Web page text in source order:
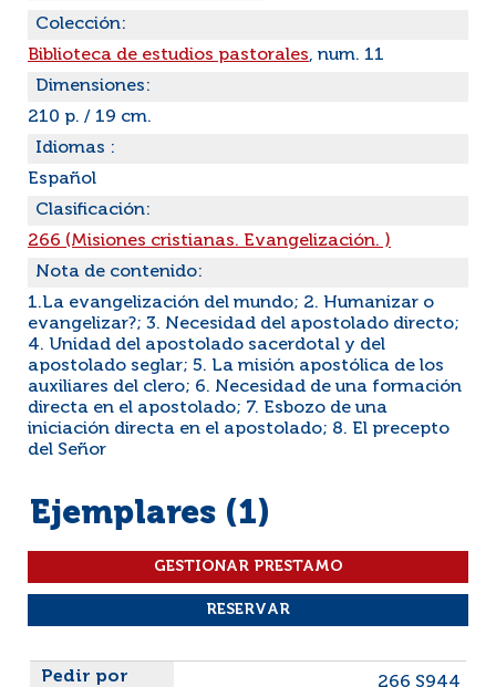
Colección:
Biblioteca de estudios pastorales, num. 11
Dimensiones:
210 p. / 19 cm.
Idiomas :
Español
Clasificación:
266 (Misiones cristianas. Evangelización. )
Nota de contenido:
1.La evangelización del mundo; 2. Humanizar o
evangelizar?; 3. Necesidad del apostolado directo;
4. Unidad del apostolado sacerdotal y del
apostolado seglar; 5. La misión apostólica de los
auxiliares del clero; 6. Necesidad de una formación
directa en el apostolado; 7. Esbozo de una
iniciación directa en el apostolado; 8. El precepto
del Señor
Ejemplares (1)
Liste des exemplaires
266 S944